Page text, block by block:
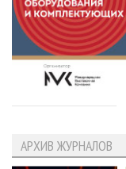
АРХИВ ЖУРНАЛОВ